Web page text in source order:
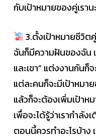
กับเป้าหมายของคู่เราน
3.ตั้งเป้าหมายชีวิต
ฉันก็มีความฝันของฉัน
และเขา” แต่งงานกัน
แต่ละคนก็จะมีเป้าหม
แล้วก็จะต้องเพิ่มเป้าห
เพื่อจะได้รู้ว่าเรากำลั
ตอนนี้ควรทำอะไรบ้าง